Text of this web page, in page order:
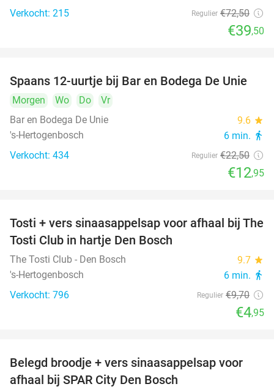
Verkocht: 215 Regulier €72,50
€39,50
42%
Spaans 12-uurtje bij Bar en Bodega De Unie
Morgen Wo Do
Vr
Bar en Bodega De Unie
9.6 star
's-Hertogenbosch 6 min. directions_walk
Verkocht: 434 Regulier €22,50
€12,95
49%
Tosti + vers sinaasappelsap voor afhaal bij The
Tosti Club in hartje Den Bosch
The Tosti Club - Den Bosch 9.7 star
's-Hertogenbosch 6 min. directions_walk
Verkocht: 796 Regulier €9,70
€4,95
37%
Belegd broodje + vers sinaasappelsap voor
afhaal bij SPAR City Den Bosch